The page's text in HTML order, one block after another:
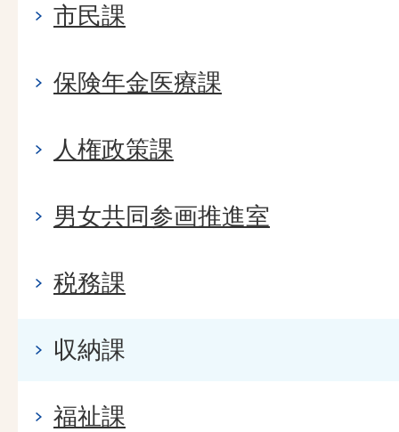
市民課
保険年金医療課
人権政策課
男女共同参画推進室
税務課
収納課
福祉課